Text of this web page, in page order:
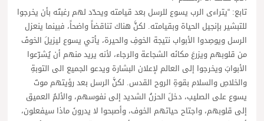
تابع: “يتراءى الرب يسوع للرسل بعد قيامته ويحدّد لهم رغبتَه بأن يخرجوا
للتبشير بإنجيل الحياة وبقيامته. لكنَّ هناك تناقضاً واضحاً، فبينما ينعزل
الرسل ويوصِدوا الأبواب نتيجة الخوفِ والحيرة، يأتي يسوع ليزيلَ الخوفَ
من قلوبهم ويزرعَ مكانَه الشجاعة والرجاء، لأنه يريد منهم أن يُشرّعوا
الأبوابَ ويخرجوا إلى العالم لإعلان البشارة ويدعو الجميع الى التوبةِ
والخلاصِ والسلام بقوةِ الروح القدس. لكنَّ الرسل بعد رؤيتهم موتَ
يسوع على الصليب، دخلَ الحزنُ الشديد إلى نفوسهم، والألمُ العميق
إلى قلوبهم، واجتاح حياتهم الخوف، وأصبحوا لا يدرونَ ماذا سيفعلون،